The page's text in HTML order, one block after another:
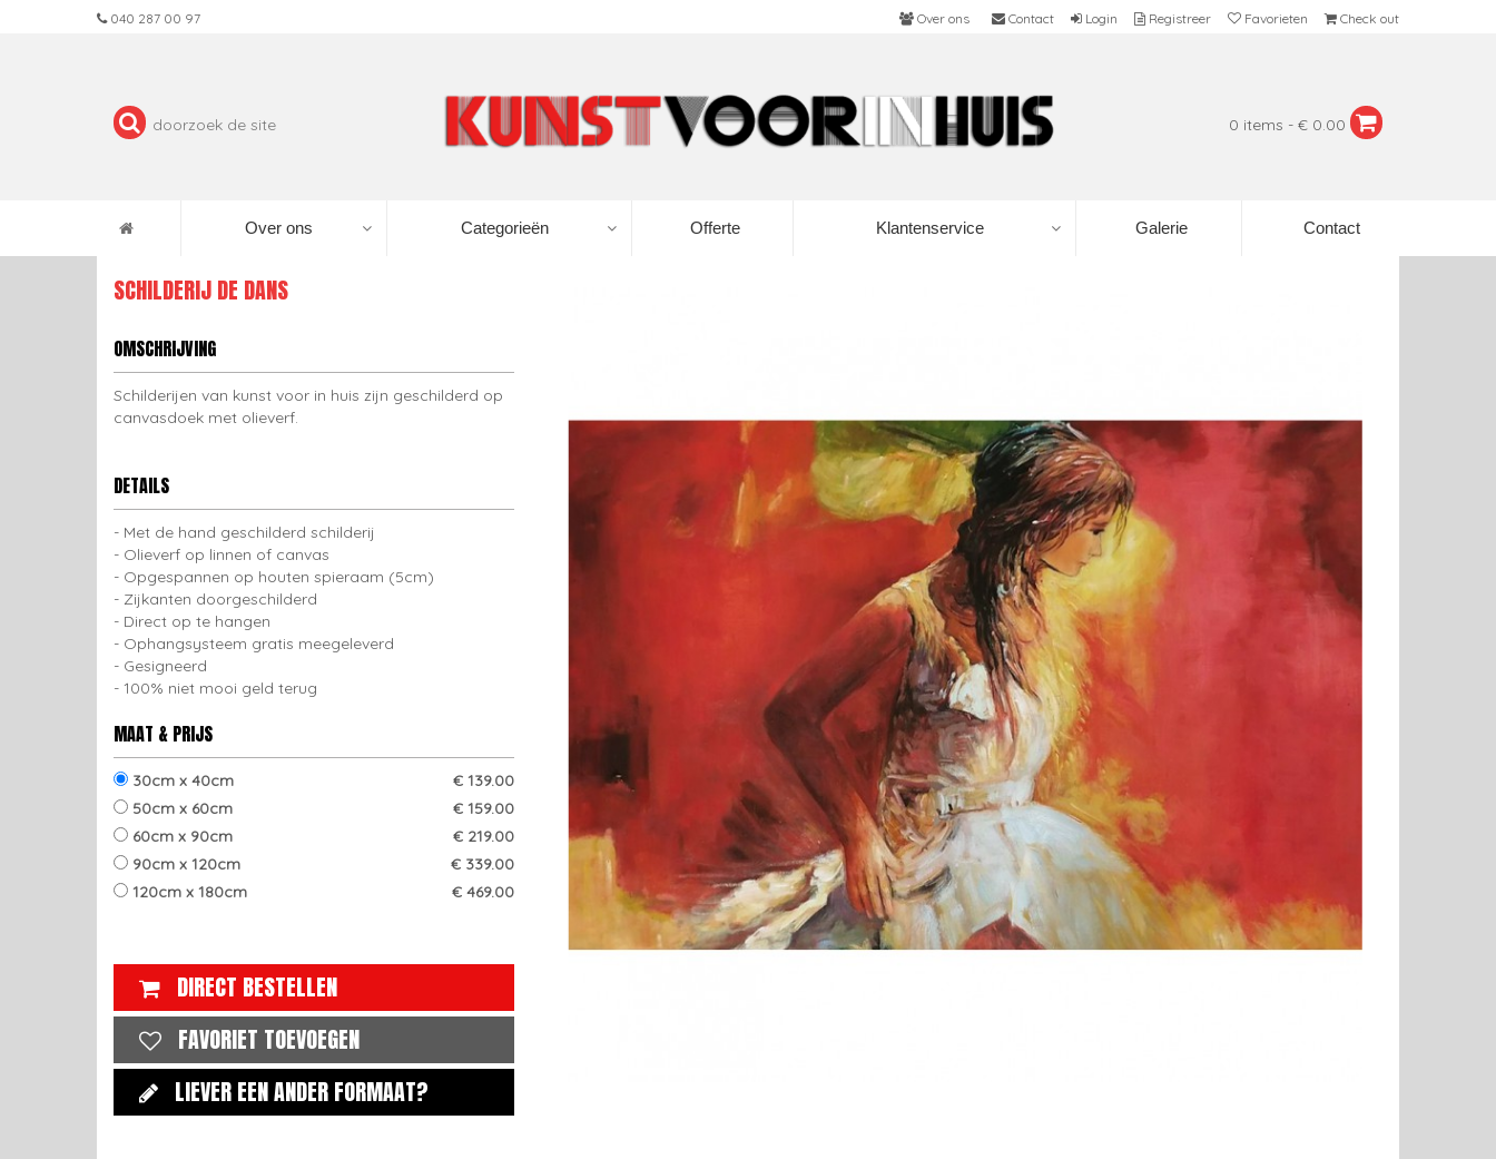
040 287 00 97 Over ons Contact Login Registreer Favorieten Check out
0 items - € 0.00
Over ons Categorieën Offerte Klantenservice Galerie Contact
SCHILDERIJ DE DANS
OMSCHRIJVING
Schilderijen van kunst voor in huis zijn geschilderd op
canvasdoek met olieverf.
DETAILS
Met de hand geschilderd schilderij
Olieverf op linnen of canvas
Opgespannen op houten spieraam (5cm)
Zijkanten doorgeschilderd
Direct op te hangen
Ophangsysteem gratis meegeleverd
Gesigneerd
100% niet mooi geld terug
MAAT & PRIJS
30cm x 40cm
€ 139.00
50cm x 60cm
€ 159.00
60cm x 90cm
€ 219.00
90cm x 120cm
€ 339.00
120cm x 180cm
€ 469.00
DIRECT BESTELLEN
FAVORIET TOEVOEGEN
LIEVER EEN ANDER FORMAAT?